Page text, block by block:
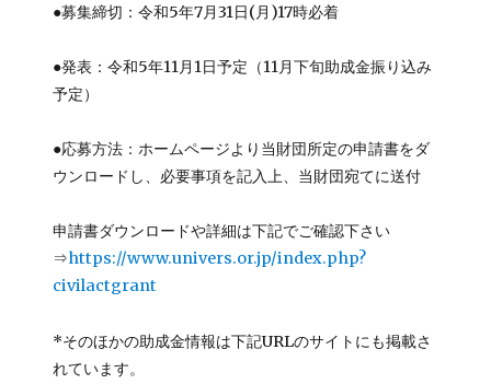
●募集締切：令和5年7月31日(月)17時必着
●発表：令和5年11月1日予定（11月下旬助成金振り込み
予定）
●応募方法：ホームページより当財団所定の申請書をダ
ウンロードし、必要事項を記入上、当財団宛てに送付
申請書ダウンロードや詳細は下記でご確認下さい
⇒https://www.univers.or.jp/index.php?
civilactgrant
*そのほかの助成金情報は下記URLのサイトにも掲載さ
れています。